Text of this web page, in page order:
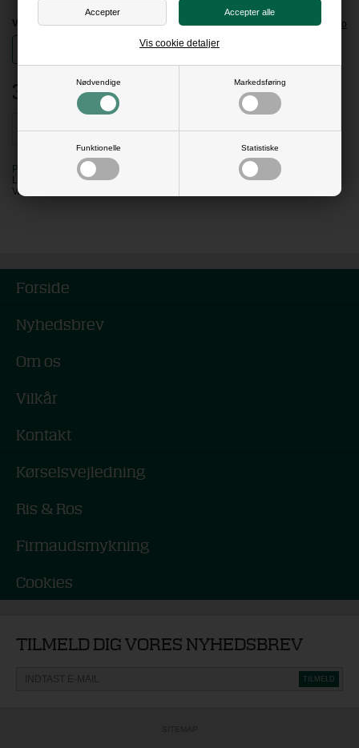
Nødvendige Markedsføring
Funktionelle Statistiske
Vis cookie detaljer
Vælg glas: Info
(+48,00)
372,80DKK
PÅ LAGER
LEVERING: 5 HVERDAGE
VARENR:
Forside
Nyhedsbrev
Om os
Vilkår
Kontakt
Kørselsvejledning
Ris & Ros
Firmaudsmykning
Cookies
TILMELD DIG VORES NYHEDSBREV